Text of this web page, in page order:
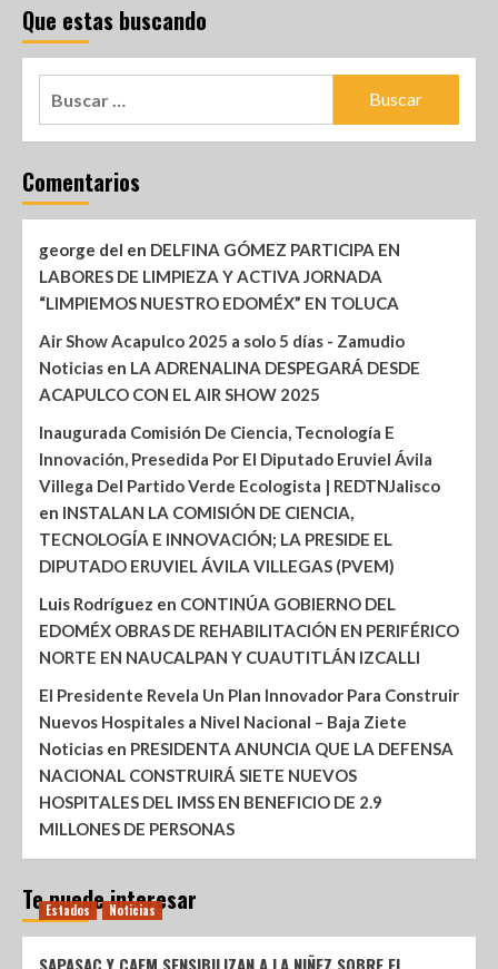
Que estas buscando
Comentarios
george del en DELFINA GÓMEZ PARTICIPA EN
LABORES DE LIMPIEZA Y ACTIVA JORNADA
“LIMPIEMOS NUESTRO EDOMÉX” EN TOLUCA
Air Show Acapulco 2025 a solo 5 días - Zamudio
Noticias en LA ADRENALINA DESPEGARÁ DESDE
ACAPULCO CON EL AIR SHOW 2025
Inaugurada Comisión De Ciencia, Tecnología E
Innovación, Presedida Por El Diputado Eruviel Ávila
Villega Del Partido Verde Ecologista | REDTNJalisco
en INSTALAN LA COMISIÓN DE CIENCIA,
TECNOLOGÍA E INNOVACIÓN; LA PRESIDE EL
DIPUTADO ERUVIEL ÁVILA VILLEGAS (PVEM)
Luis Rodríguez en CONTINÚA GOBIERNO DEL
EDOMÉX OBRAS DE REHABILITACIÓN EN PERIFÉRICO
NORTE EN NAUCALPAN Y CUAUTITLÁN IZCALLI
El Presidente Revela Un Plan Innovador Para Construir
Nuevos Hospitales a Nivel Nacional – Baja Ziete
Noticias en PRESIDENTA ANUNCIA QUE LA DEFENSA
NACIONAL CONSTRUIRÁ SIETE NUEVOS
HOSPITALES DEL IMSS EN BENEFICIO DE 2.9
MILLONES DE PERSONAS
Te puede interesar
Estados Noticias